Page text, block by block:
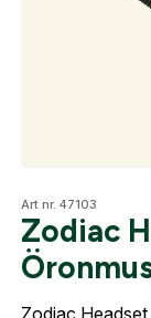
Optik
Art nr. 47103
Zodiac
Zodiac
formuläret så
skapat. I vår
frågorna